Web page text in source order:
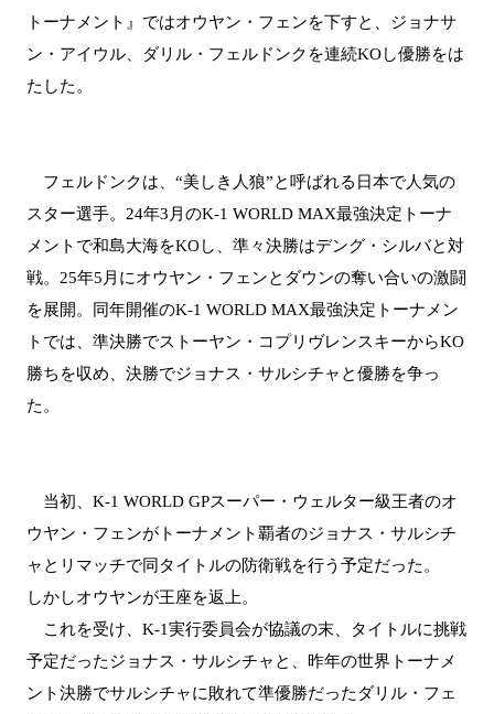
トーナメント』ではオウヤン・フェンを下すと、ジョナサ
ン・アイウル、ダリル・フェルドンクを連続KOし優勝をは
たした。
フェルドンクは、“美しき人狼”と呼ばれる日本で人気の
スター選手。24年3月のK-1 WORLD MAX最強決定トーナ
メントで和島大海をKOし、準々決勝はデング・シルバと対
戦。25年5月にオウヤン・フェンとダウンの奪い合いの激闘
を展開。同年開催のK-1 WORLD MAX最強決定トーナメン
トでは、準決勝でストーヤン・コプリヴレンスキーからKO
勝ちを収め、決勝でジョナス・サルシチャと優勝を争っ
た。
当初、K-1 WORLD GPスーパー・ウェルター級王者のオ
ウヤン・フェンがトーナメント覇者のジョナス・サルシチ
ャとリマッチで同タイトルの防衛戦を行う予定だった。
しかしオウヤンが王座を返上。
これを受け、K-1実行委員会が協議の末、タイトルに挑戦
予定だったジョナス・サルシチャと、昨年の世界トーナメ
ント決勝でサルシチャに敗れて準優勝だったダリル・フェ